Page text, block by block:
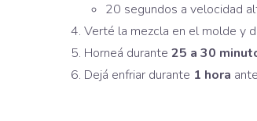
20 segundos a velocidad
Verté la mezcla en el molde y
Horneá durante25 a 30
Dejá enfriar durante 1 hora